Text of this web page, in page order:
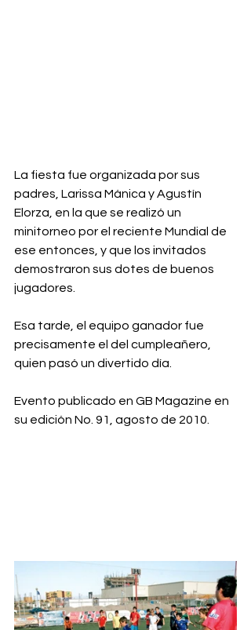
La fiesta fue organizada por sus
padres, Larissa Mánica y Agustín
Elorza, en la que se realizó un
minitorneo por el reciente Mundial de
ese entonces, y que los invitados
demostraron sus dotes de buenos
jugadores.
Esa tarde, el equipo ganador fue
precisamente el del cumpleañero,
quien pasó un divertido día.
Evento publicado en GB Magazine en
su edición No. 91, agosto de 2010.